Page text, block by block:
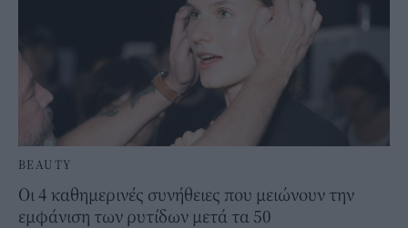
BEAUTY
Οι 4 καθημερινές συνήθειες που μειώνουν την
εμφάνιση των ρυτίδων μετά τα 50